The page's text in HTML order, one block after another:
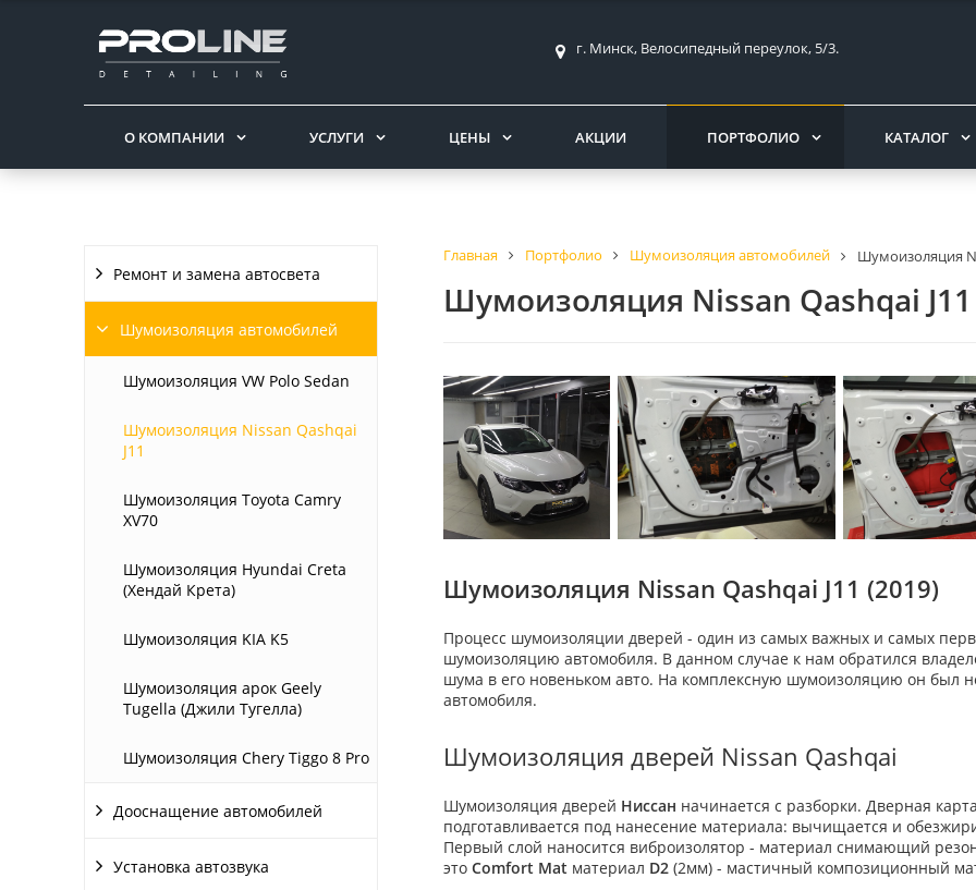
г. Минск, Велосипедный переулок, 5/3.
О КОМПАНИИ УСЛУГИ ЦЕНЫ АКЦИИ ПОРТФОЛИО КАТАЛОГ
Ремонт и замена автосвета
Шумоизоляция автомобилей
Шумоизоляция VW Polo Sedan
Шумоизоляция Nissan Qashqai
J11
Шумоизоляция Toyota Camry
XV70
Шумоизоляция Hyundai Creta
(Хендай Крета)
Шумоизоляция KIA K5
Шумоизоляция арок Geely
Tugella (Джили Тугелла)
Шумоизоляция Chery Tiggo 8 Pro
Дооснащение автомобилей
Установка автозвука
Главная Портфолио Шумоизоляция автомобилей Шумоизоляция
Шумоизоляция Nissan Qashqai J11
Шумоизоляция Nissan Qashqai J11 (2019)
Процесс шумоизоляции дверей - один из самых важных и самых
шумоизоляцию автомобиля. В данном случае к нам обратился
шума в его новеньком авто. На комплексную шумоизоляцию он был
автомобиля.
Шумоизоляция дверей Nissan Qashqai
Шумоизоляция дверей Ниссан начинается с разборки. Дверная
подготавливается под нанесение материала: вычищается и
Первый слой наносится виброизолятор - материал снимающий
это Comfort Mat материал D2 (2мм) - мастичный композиционный